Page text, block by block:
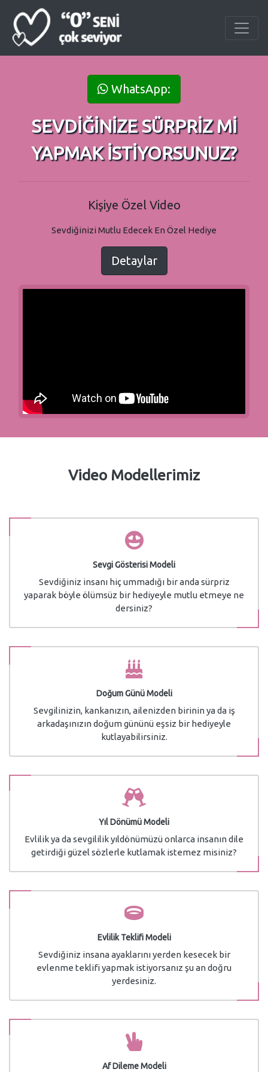
WhatsApp:
SEVDİĞİNİZE SÜRPRİZ Mİ
YAPMAK İSTİYORSUNUZ?
Kişiye Özel Video
Sevdiğinizi Mutlu Edecek En Özel Hediye
Detaylar
Video Modellerimiz
Sevgi Gösterisi Modeli
Sevdiğiniz insanı hiç ummadığı bir anda sürpriz
yaparak böyle ölümsüz bir hediyeyle mutlu etmeye ne
dersiniz?
Doğum Günü Modeli
Sevgilinizin, kankanızın, ailenizden birinin ya da iş
arkadaşınızın doğum gününü eşsiz bir hediyeyle
kutlayabilirsiniz.
Yıl Dönümü Modeli
Evlilik ya da sevgililik yıldönümüzü onlarca insanın dile
getirdiği güzel sözlerle kutlamak istemez misiniz?
Evlilik Teklifi Modeli
Sevdiğiniz insana ayaklarını yerden kesecek bir
evlenme teklifi yapmak istiyorsanız şu an doğru
yerdesiniz.
Af Dileme Modeli